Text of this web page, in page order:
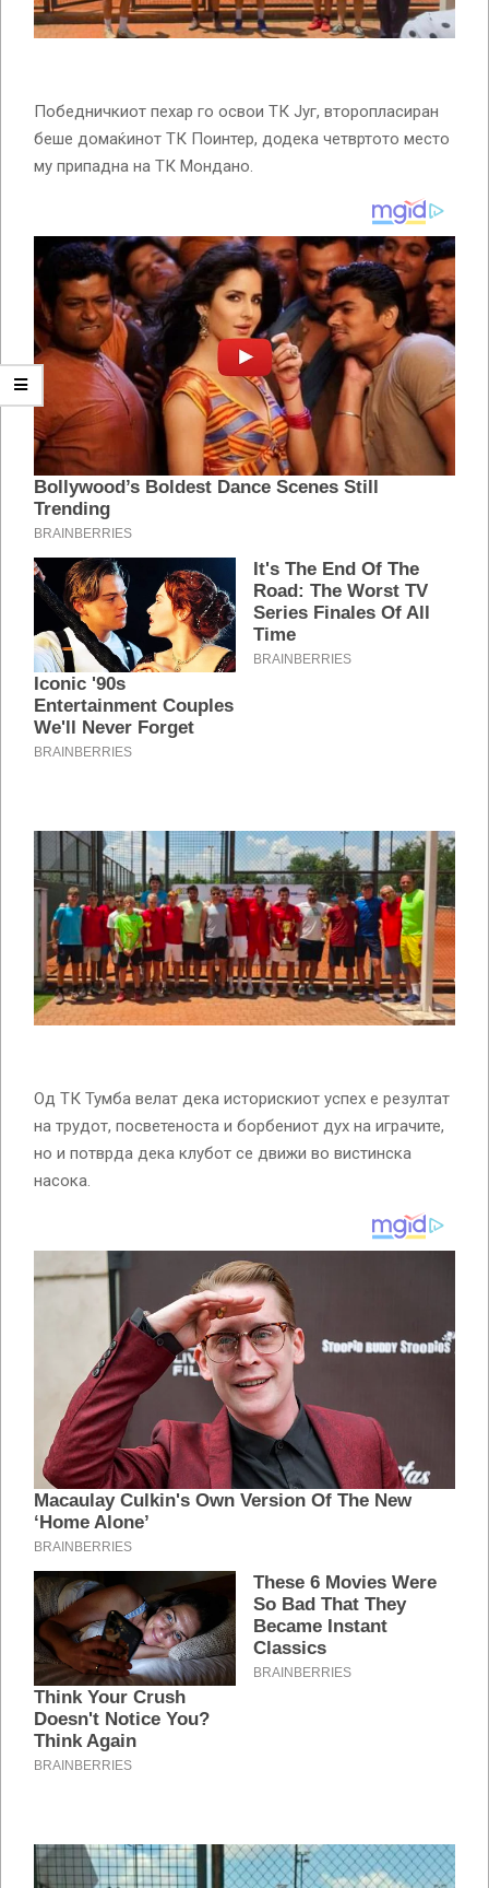
Победничкиот пехар го освои ТК Југ, второпласиран
беше домаќинот ТК Поинтер, додека четвртото место
му припадна на ТК Мондано.
Од ТК Тумба велат дека историскиот успех е резултат
на трудот, посветеноста и борбениот дух на играчите,
но и потврда дека клубот се движи во вистинска
насока.